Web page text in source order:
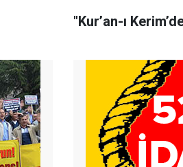
"Kur’an-ı